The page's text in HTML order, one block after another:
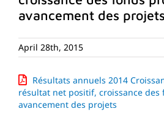
avancement des projets
April 28th, 2015
Résultats annuels 2014
résultat net positif, croissance des
avancement des projets